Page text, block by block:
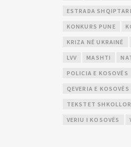
ESTRADA
KONKURS PUNE
KRIZA NË UKRAINË
LVV MASHTI
POLICIA E KOSOVËS
QEVERIA E KOSOVËS
TEKSTET
VERIU I KOSOVËS